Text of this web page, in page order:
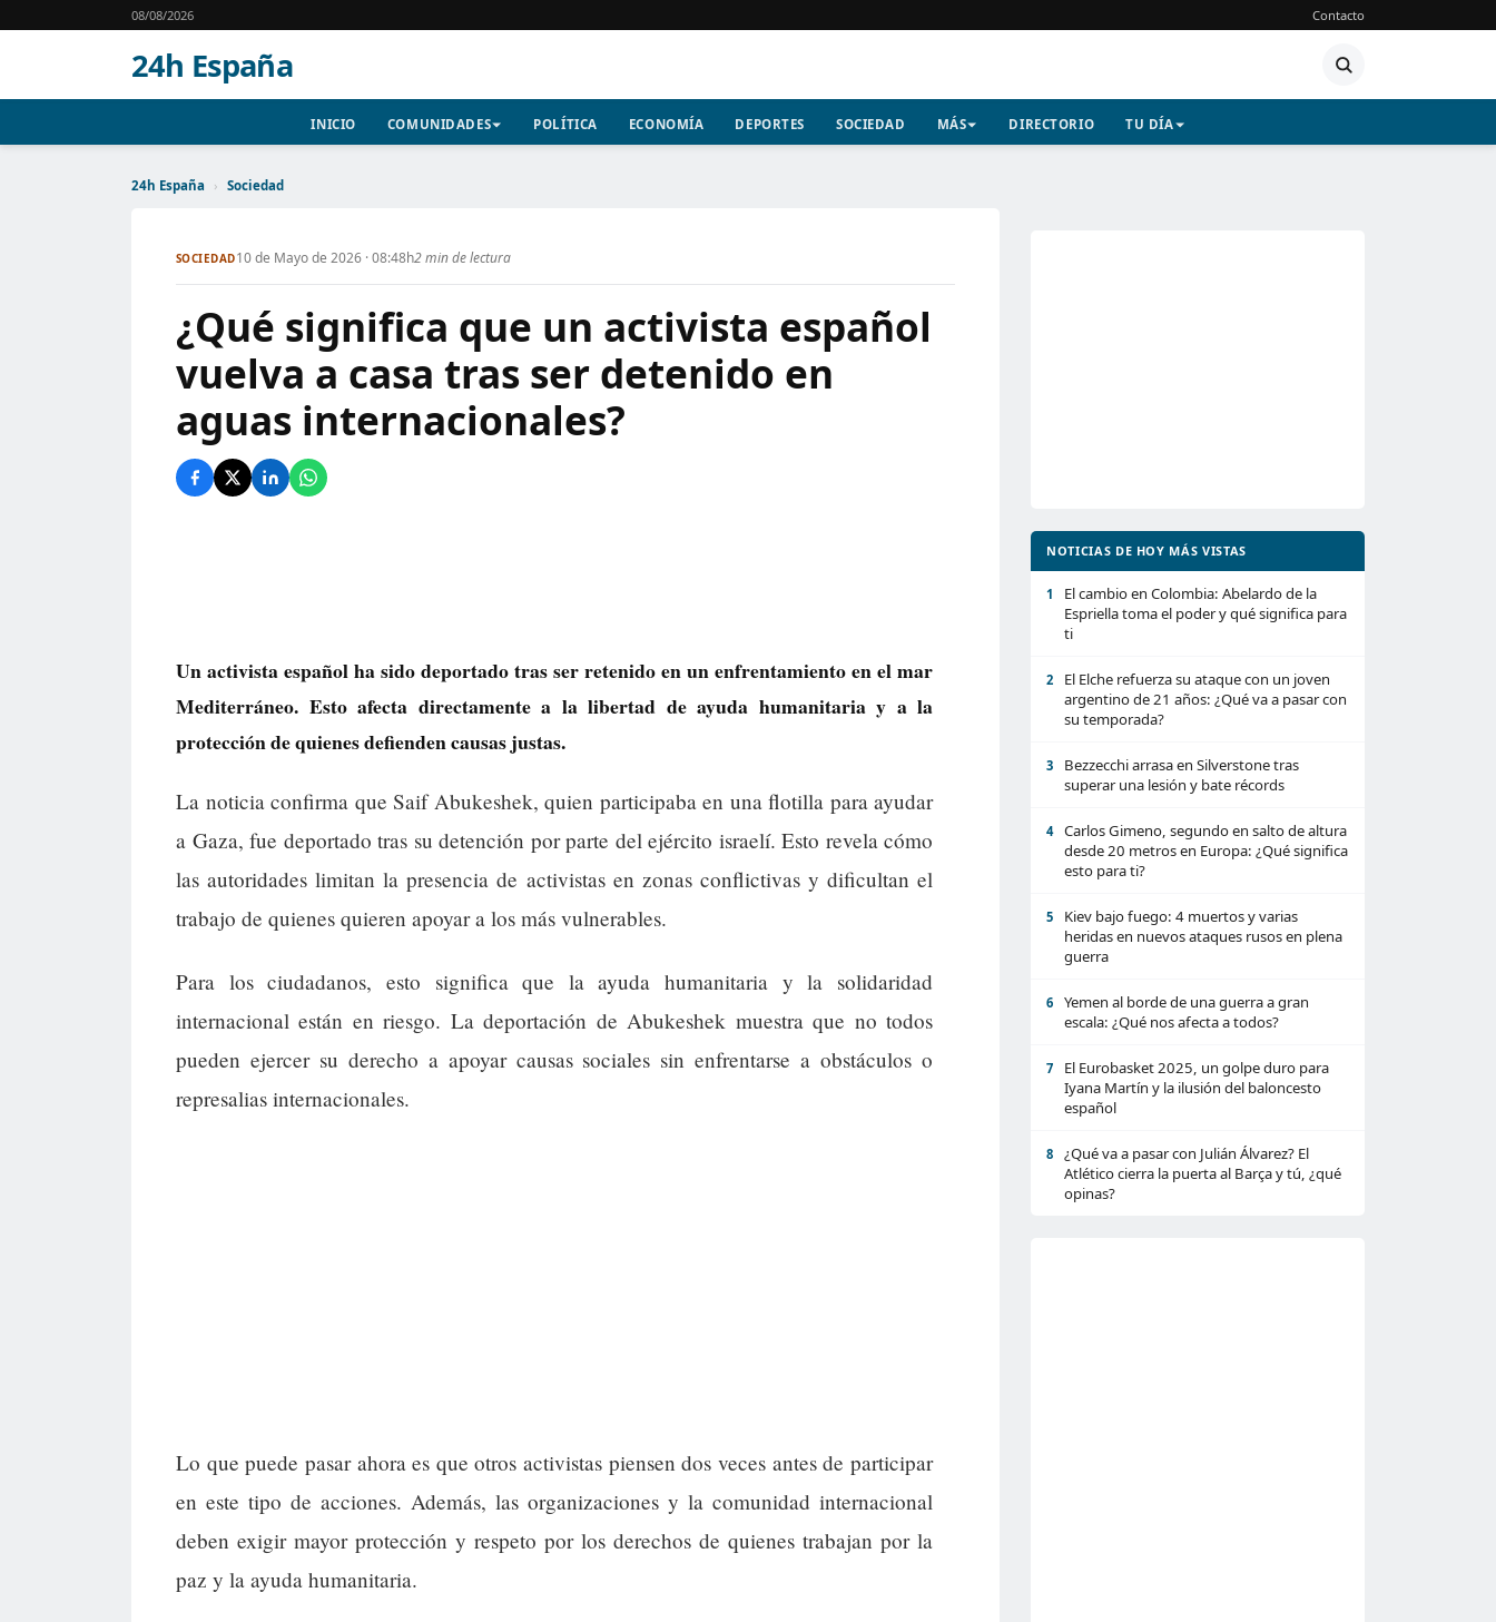
08/08/2026 Contacto
24h España
INICIO COMUNIDADES POLÍTICA ECONOMÍA DEPORTES SOCIEDAD MÁS DIRECTORIO TU DÍA
24h España › Sociedad
SOCIEDAD10 de Mayo de 2026 · 08:48h2 min de lectura
¿Qué significa que un activista español
vuelva a casa tras ser detenido en
aguas internacionales?
Un activista español ha sido deportado tras ser retenido en un enfrentamiento en el mar
Mediterráneo. Esto afecta directamente a la libertad de ayuda humanitaria y a la
protección de quienes defienden causas justas.
La noticia confirma que Saif Abukeshek, quien participaba en una flotilla para ayudar
a Gaza, fue deportado tras su detención por parte del ejército israelí. Esto revela cómo
las autoridades limitan la presencia de activistas en zonas conflictivas y dificultan el
trabajo de quienes quieren apoyar a los más vulnerables.
Para los ciudadanos, esto significa que la ayuda humanitaria y la solidaridad
internacional están en riesgo. La deportación de Abukeshek muestra que no todos
pueden ejercer su derecho a apoyar causas sociales sin enfrentarse a obstáculos o
represalias internacionales.
Lo que puede pasar ahora es que otros activistas piensen dos veces antes de participar
en este tipo de acciones. Además, las organizaciones y la comunidad internacional
deben exigir mayor protección y respeto por los derechos de quienes trabajan por la
paz y la ayuda humanitaria.
NOTICIAS DE HOY MÁS VISTAS
1
El cambio en Colombia: Abelardo de la
Espriella toma el poder y qué significa para
ti
2
El Elche refuerza su ataque con un joven
argentino de 21 años: ¿Qué va a pasar con
su temporada?
3
Bezzecchi arrasa en Silverstone tras
superar una lesión y bate récords
4
Carlos Gimeno, segundo en salto de altura
desde 20 metros en Europa: ¿Qué significa
esto para ti?
5
Kiev bajo fuego: 4 muertos y varias
heridas en nuevos ataques rusos en plena
guerra
6
Yemen al borde de una guerra a gran
escala: ¿Qué nos afecta a todos?
7
El Eurobasket 2025, un golpe duro para
Iyana Martín y la ilusión del baloncesto
español
8
¿Qué va a pasar con Julián Álvarez? El
Atlético cierra la puerta al Barça y tú, ¿qué
opinas?